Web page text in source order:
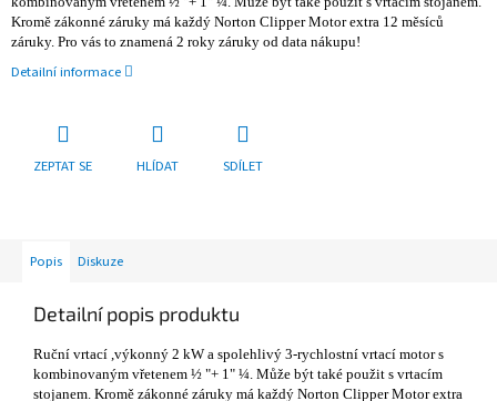
Kromě zákonné záruky má každý Norton Clipper Motor extra 12 měsíců
záruky. Pro vás to znamená 2 roky záruky od data nákupu!
Detailní informace
ZEPTAT SE HLÍDAT SDÍLET
Popis Diskuze
Detailní popis produktu
Ruční vrtací ,výkonný 2 kW a spolehlivý 3-rychlostní vrtací motor s
kombinovaným vřetenem ½ "+ 1" ¼. Může být také použit s vrtacím
stojanem. Kromě zákonné záruky má každý Norton Clipper Motor extra